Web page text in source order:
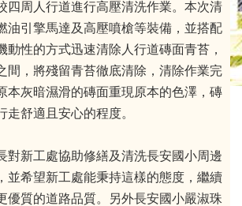
四周人行道進行高壓清洗作業。本次清
油引擎馬達及高壓噴槍等裝備，並搭配
動性的方式迅速清除人行道磚面青苔，
間，將殘留青苔徹底清除，清除作業完
本灰暗濕滑的磚面重現原本的色澤，磚
走舒適且安心的程度。
對新工處協助修繕及清洗長安國小周邊
並希望新工處能秉持這樣的態度，繼續
優質的道路品質。另外長安國小嚴淑珠